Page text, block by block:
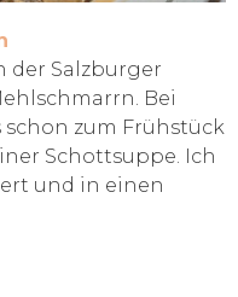
der Salzburger
Bei
schon zum Frühstück
Schottsuppe. Ich
und in einen